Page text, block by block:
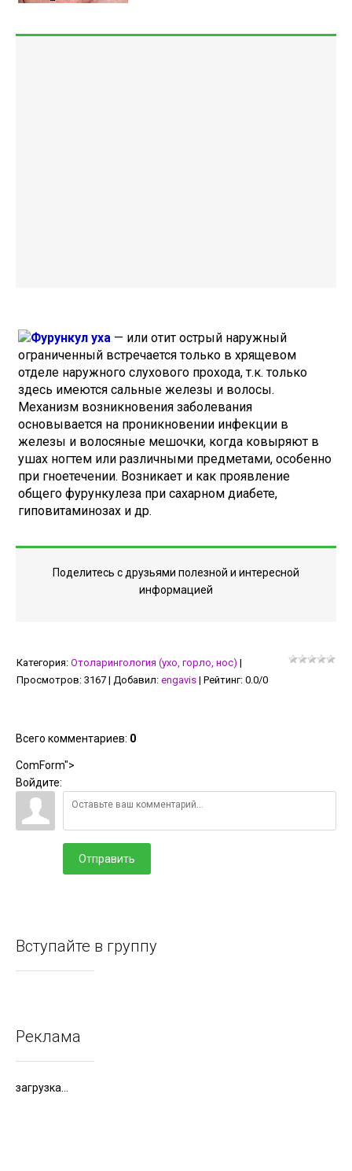
Фурункул уха — или отит острый наружный
ограниченный встречается только в хрящевом
отделе наружного слухового прохода, т.к. только
здесь имеются сальные железы и волосы.
Механизм возникновения заболевания
основывается на проникновении инфекции в
железы и волосяные мешочки, когда ковыряют в
ушах ногтем или различными предметами, особенно
при гноетечении. Возникает и как проявление
общего фурункулеза при сахарном диабете,
гиповитаминозах и др.
Поделитесь с друзьями полезной и интересной
информацией
Категория: Отоларингология (ухо, горло, нос) |
Просмотров: 3167 | Добавил: engavis | Рейтинг: 0.0/0
Всего комментариев: 0
ComForm">
Войдите:
Отправить
Вступайте в группу
Реклама
загрузка...